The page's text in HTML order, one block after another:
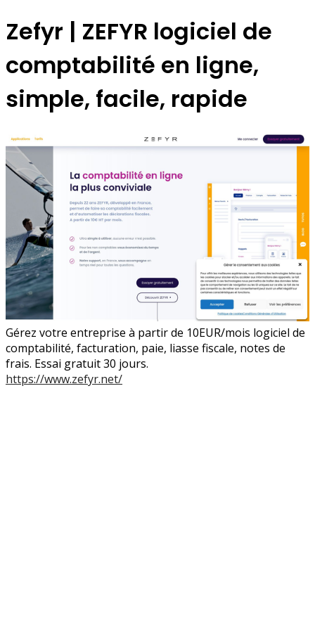
Zefyr | ZEFYR logiciel de
comptabi­lité en ligne,
simple, facile, rapide
Gérez votre entreprise à partir de 10EUR/mois logiciel de
comptabilité, facturation, paie, liasse fiscale, notes de
frais. Essai gratuit 30 jours.
https://www.zefyr.net/